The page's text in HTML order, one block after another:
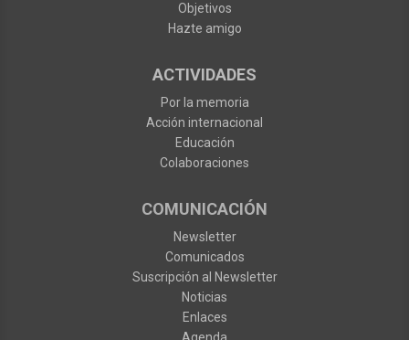
Objetivos
Hazte amigo
ACTIVIDADES
Por la memoria
Acción internacional
Educación
Colaboraciones
COMUNICACIÓN
Newsletter
Comunicados
Suscripción al Newsletter
Noticias
Enlaces